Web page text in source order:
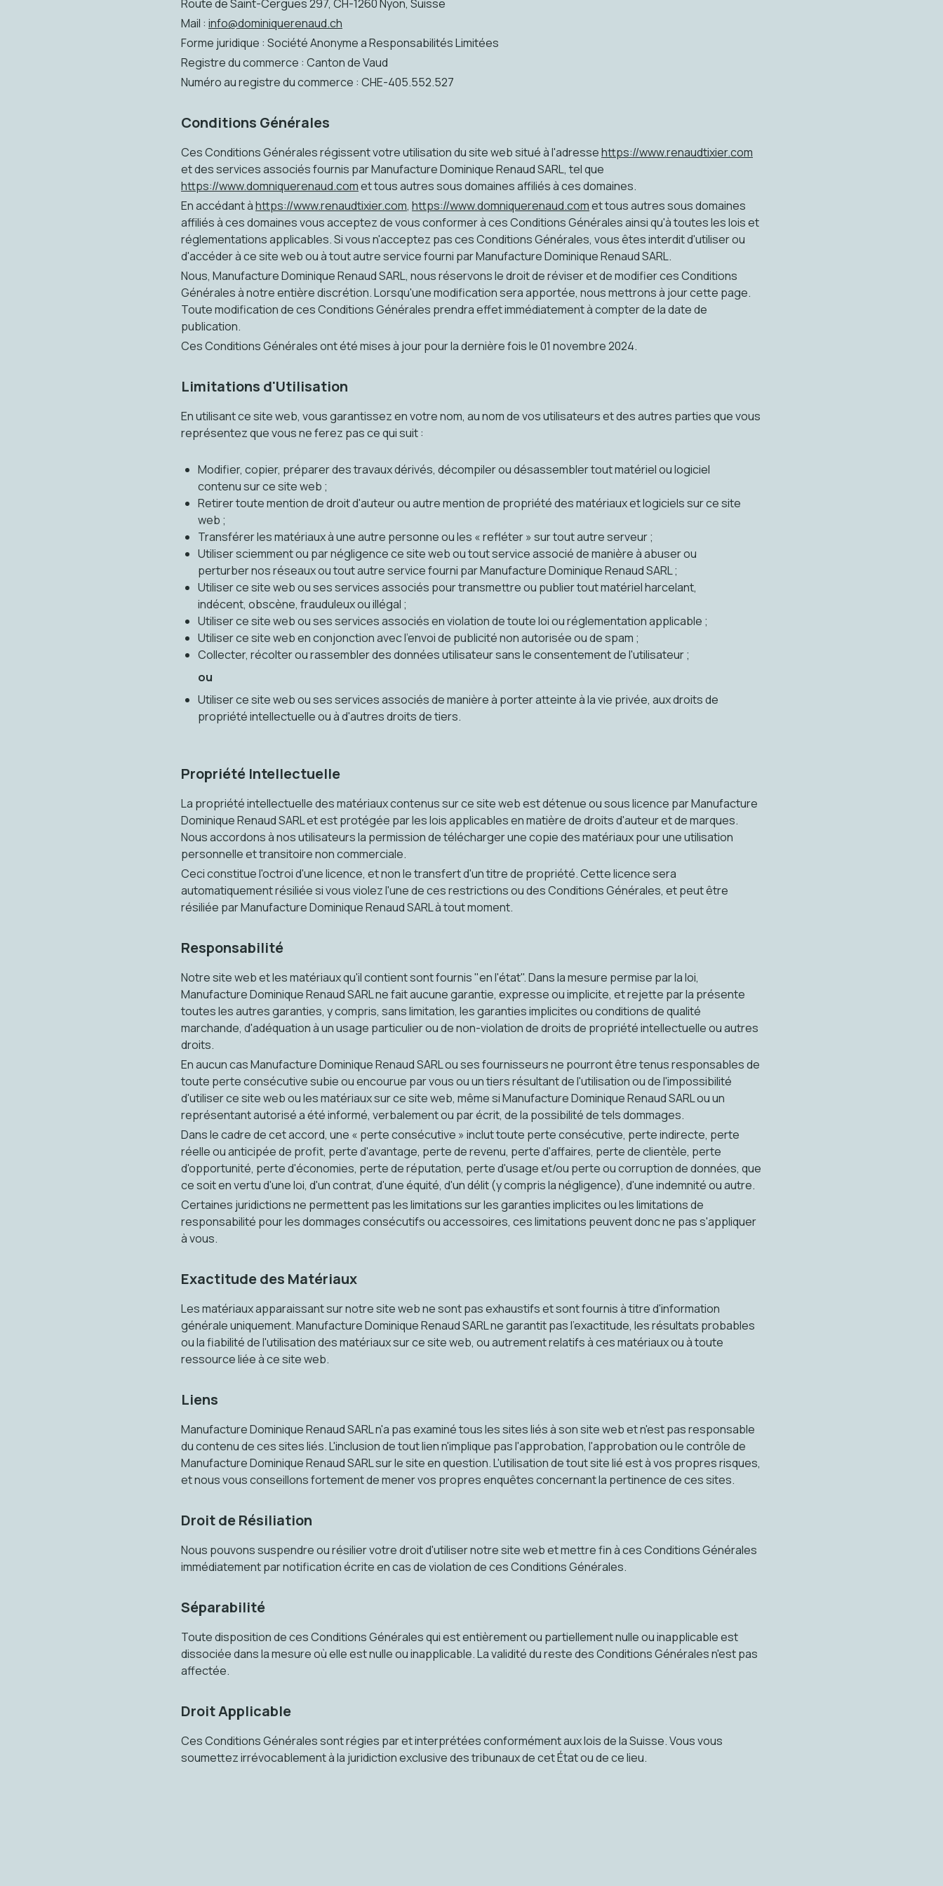
Route de Saint-Cergues 297, CH-1260 Nyon, Suisse
Mail : info@dominiquerenaud.ch
Forme juridique : Société Anonyme a Responsabilités Limitées
Registre du commerce : Canton de Vaud
Numéro au registre du commerce : CHE-405.552.527
Conditions Générales
Ces Conditions Générales régissent votre utilisation du site web situé à l'adressehttps://www.renaudtixier.com
et des services associés fournis par Manufacture Dominique Renaud SARL, tel que
https://www.domniquerenaud.comet tous autres sous domaines affiliés à ces domaines.
En accédant àhttps://www.renaudtixier.com, https://www.domniquerenaud.comet tous autres sous domaines
affiliés à ces domaines vous acceptez de vous conformer à ces Conditions Générales ainsi qu'à toutes les lois et
réglementations applicables. Si vous n'acceptez pas ces Conditions Générales, vous êtes interdit d'utiliser ou
d'accéder à ce site web ou à tout autre service fourni par Manufacture Dominique Renaud SARL.
Nous, Manufacture Dominique Renaud SARL, nous réservons le droit de réviser et de modifier ces Conditions
Générales à notre entière discrétion. Lorsqu'une modification sera apportée, nous mettrons à jour cette page.
Toute modification de ces Conditions Générales prendra effet immédiatement à compter de la date de
publication.
Ces Conditions Générales ont été mises à jour pour la dernière fois le 01 novembre 2024.
Limitations d'Utilisation
En utilisant ce site web, vous garantissez en votre nom, au nom de vos utilisateurs et des autres parties que vous
représentez que vous ne ferez pas ce qui suit :
Modifier, copier, préparer des travaux dérivés, décompiler ou désassembler tout matériel ou logiciel
contenu sur ce site web ;
Retirer toute mention de droit d'auteur ou autre mention de propriété des matériaux et logiciels sur ce site
web ;
Transférer les matériaux à une autre personne ou les « refléter » sur tout autre serveur ;
Utiliser sciemment ou par négligence ce site web ou tout service associé de manière à abuser ou
perturber nos réseaux ou tout autre service fourni par Manufacture Dominique Renaud SARL ;
Utiliser ce site web ou ses services associés pour transmettre ou publier tout matériel harcelant,
indécent, obscène, frauduleux ou illégal ;
Utiliser ce site web ou ses services associés en violation de toute loi ou réglementation applicable ;
Utiliser ce site web en conjonction avec l'envoi de publicité non autorisée ou de spam ;
Collecter, récolter ou rassembler des données utilisateur sans le consentement de l'utilisateur ;
ou
Utiliser ce site web ou ses services associés de manière à porter atteinte à la vie privée, aux droits de
propriété intellectuelle ou à d'autres droits de tiers.
Propriété Intellectuelle
La propriété intellectuelle des matériaux contenus sur ce site web est détenue ou sous licence par Manufacture
Dominique Renaud SARL et est protégée par les lois applicables en matière de droits d'auteur et de marques.
Nous accordons à nos utilisateurs la permission de télécharger une copie des matériaux pour une utilisation
personnelle et transitoire non commerciale.
Ceci constitue l'octroi d'une licence, et non le transfert d'un titre de propriété. Cette licence sera
automatiquement résiliée si vous violez l'une de ces restrictions ou des Conditions Générales, et peut être
résiliée par Manufacture Dominique Renaud SARL à tout moment.
Responsabilité
Notre site web et les matériaux qu'il contient sont fournis "en l'état". Dans la mesure permise par la loi,
Manufacture Dominique Renaud SARL ne fait aucune garantie, expresse ou implicite, et rejette par la présente
toutes les autres garanties, y compris, sans limitation, les garanties implicites ou conditions de qualité
marchande, d'adéquation à un usage particulier ou de non-violation de droits de propriété intellectuelle ou autres
droits.
En aucun cas Manufacture Dominique Renaud SARL ou ses fournisseurs ne pourront être tenus responsables de
toute perte consécutive subie ou encourue par vous ou un tiers résultant de l'utilisation ou de l'impossibilité
d'utiliser ce site web ou les matériaux sur ce site web, même si Manufacture Dominique Renaud SARL ou un
représentant autorisé a été informé, verbalement ou par écrit, de la possibilité de tels dommages.
Dans le cadre de cet accord, une « perte consécutive » inclut toute perte consécutive, perte indirecte, perte
réelle ou anticipée de profit, perte d'avantage, perte de revenu, perte d'affaires, perte de clientèle, perte
d'opportunité, perte d'économies, perte de réputation, perte d'usage et/ou perte ou corruption de données, que
ce soit en vertu d'une loi, d'un contrat, d'une équité, d'un délit (y compris la négligence), d'une indemnité ou autre.
Certaines juridictions ne permettent pas les limitations sur les garanties implicites ou les limitations de
responsabilité pour les dommages consécutifs ou accessoires, ces limitations peuvent donc ne pas s'appliquer
à vous.
Exactitude des Matériaux
Les matériaux apparaissant sur notre site web ne sont pas exhaustifs et sont fournis à titre d'information
générale uniquement. Manufacture Dominique Renaud SARL ne garantit pas l'exactitude, les résultats probables
ou la fiabilité de l'utilisation des matériaux sur ce site web, ou autrement relatifs à ces matériaux ou à toute
ressource liée à ce site web.
Liens
Manufacture Dominique Renaud SARL n'a pas examiné tous les sites liés à son site web et n'est pas responsable
du contenu de ces sites liés. L'inclusion de tout lien n'implique pas l'approbation, l'approbation ou le contrôle de
Manufacture Dominique Renaud SARL sur le site en question. L'utilisation de tout site lié est à vos propres risques,
et nous vous conseillons fortement de mener vos propres enquêtes concernant la pertinence de ces sites.
Droit de Résiliation
Nous pouvons suspendre ou résilier votre droit d'utiliser notre site web et mettre fin à ces Conditions Générales
immédiatement par notification écrite en cas de violation de ces Conditions Générales.
Séparabilité
Toute disposition de ces Conditions Générales qui est entièrement ou partiellement nulle ou inapplicable est
dissociée dans la mesure où elle est nulle ou inapplicable. La validité du reste des Conditions Générales n'est pas
affectée.
Droit Applicable
Ces Conditions Générales sont régies par et interprétées conformément aux lois de la Suisse. Vous vous
soumettez irrévocablement à la juridiction exclusive des tribunaux de cet État ou de ce lieu.